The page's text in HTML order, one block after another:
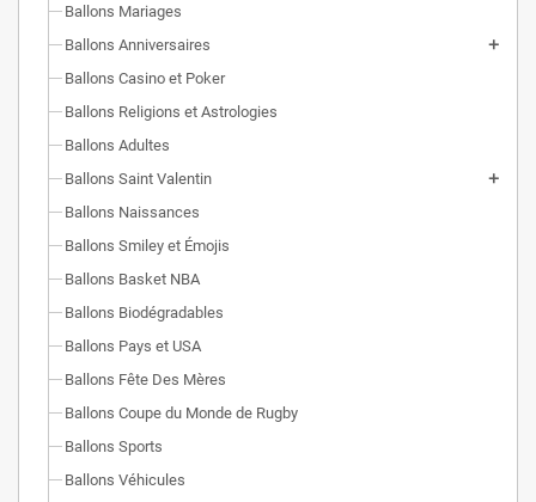
Ballons Mariages
Ballons Anniversaires
Ballons Casino et Poker
Ballons Religions et Astrologies
Ballons Adultes
Ballons Saint Valentin
Ballons Naissances
Ballons Smiley et Émojis
Ballons Basket NBA
Ballons Biodégradables
Ballons Pays et USA
Ballons Fête Des Mères
Ballons Coupe du Monde de Rugby
Ballons Sports
Ballons Véhicules